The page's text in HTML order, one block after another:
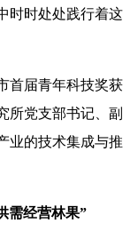
时时处处践行着这
首届青年科技奖获
所党支部书记、副
业的技术集成与推
需经营林果”